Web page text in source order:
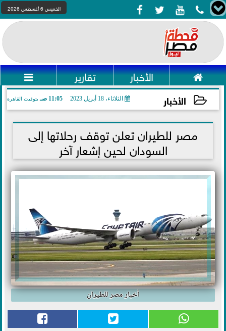
    الخميس 6 أغسطس 2026
 الأخبار تقارير 
الأخبار الثلاثاء، 18 أبريل 2023 11:05 صـ بتوقيت القاهرة
2023-04-18 11:05:11مصر للطيران تعلن توقف رحلاتها إلى
السودان لحين إشعار آخر
أخبار مصر للطيران